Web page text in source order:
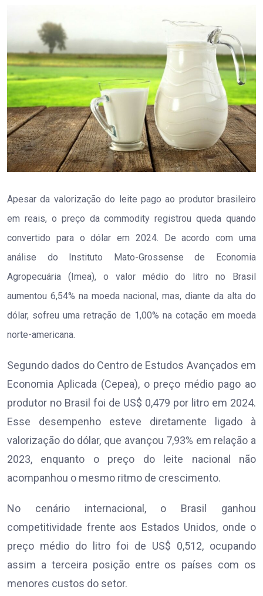
Apesar da valorização do leite pago ao produtor brasileiro
em reais, o preço da commodity registrou queda quando
convertido para o dólar em 2024. De acordo com uma
análise do Instituto Mato-Grossense de Economia
Agropecuária (Imea), o valor médio do litro no Brasil
aumentou 6,54% na moeda nacional, mas, diante da alta do
dólar, sofreu uma retração de 1,00% na cotação em moeda
norte-americana.
Segundo dados do Centro de Estudos Avançados em
Economia Aplicada (Cepea), o preço médio pago ao
produtor no Brasil foi de US$ 0,479 por litro em 2024.
Esse desempenho esteve diretamente ligado à
valorização do dólar, que avançou 7,93% em relação a
2023, enquanto o preço do leite nacional não
acompanhou o mesmo ritmo de crescimento.
No cenário internacional, o Brasil ganhou
competitividade frente aos Estados Unidos, onde o
preço médio do litro foi de US$ 0,512, ocupando
assim a terceira posição entre os países com os
menores custos do setor.